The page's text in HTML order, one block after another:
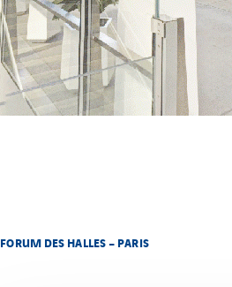
FORUM DES HALLES – PARIS